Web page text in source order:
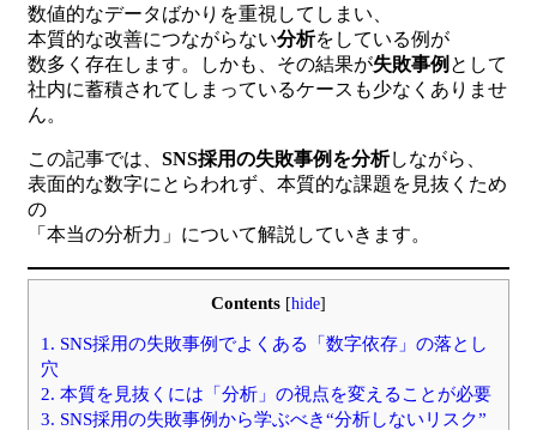
数値的なデータばかりを重視してしまい、
本質的な改善につながらない分析をしている例が
数多く存在します。しかも、その結果が失敗事例 として
社内に蓄積されてしまっているケースも少なくありませ
ん。
この記事では、 SNS採用の失敗事例を分析しながら、
表面的な数字にとらわれず、本質的な課題を見抜くため
の
「本当の分析力」について解説していきます。
Contents [hide]
1. SNS採用の失敗事例でよくある「数字依存」の落とし
穴
2. 本質を見抜くには「分析」の視点を変えることが必要
3. SNS採用の失敗事例から学ぶべき“分析しないリスク”